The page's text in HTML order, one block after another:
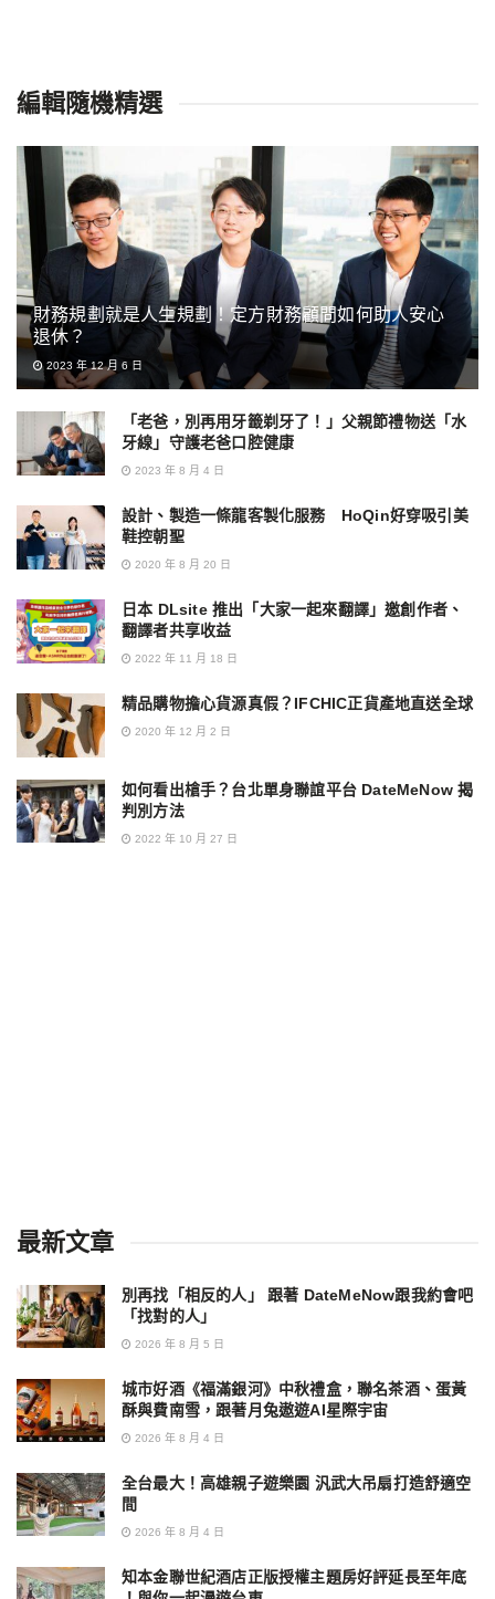
編輯隨機精選
財務規劃就是人生規劃！定方財務顧問如何助人安心
退休？
2023 年 12 月 6 日
「老爸，別再用牙籤剃牙了！」父親節禮物送「水
牙線」守護老爸口腔健康
2023 年 8 月 4 日
設計、製造一條龍客製化服務 HoQin好穿吸引美
鞋控朝聖
2020 年 8 月 20 日
日本 DLsite 推出「大家一起來翻譯」邀創作者、
翻譯者共享收益
2022 年 11 月 18 日
精品購物擔心貨源真假？IFCHIC正貨產地直送全球
2020 年 12 月 2 日
如何看出槍手？台北單身聯誼平台 DateMeNow 揭
判別方法
2022 年 10 月 27 日
最新文章
別再找「相反的人」 跟著 DateMeNow跟我約會吧
「找對的人」
2026 年 8 月 5 日
城市好酒《福滿銀河》中秋禮盒，聯名茶酒、蛋黃
酥與費南雪，跟著月兔遨遊AI星際宇宙
2026 年 8 月 4 日
全台最大！高雄親子遊樂園 汎武大吊扇打造舒適空
間
2026 年 8 月 4 日
知本金聯世紀酒店正版授權主題房好評延長至年底